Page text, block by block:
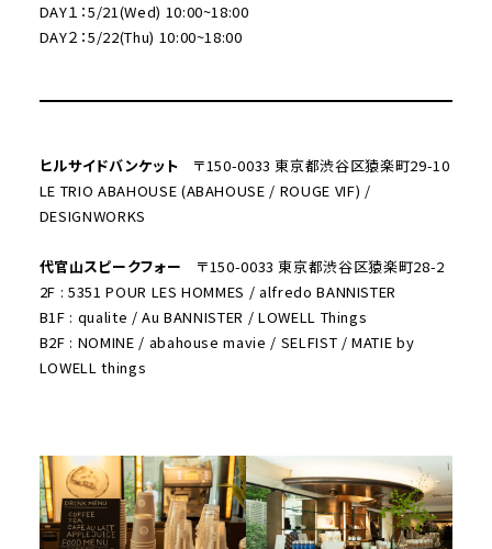
DAY１：5/21(Wed) 10:00~18:00
DAY２：5/22(Thu) 10:00~18:00
ヒルサイドバンケット 〒150-0033 東京都渋谷区猿楽町29-10
LE TRIO ABAHOUSE (ABAHOUSE / ROUGE VIF) /
DESIGNWORKS
代官山スピークフォー 〒150-0033 東京都渋谷区猿楽町28-2
2F : 5351 POUR LES HOMMES / alfredo BANNISTER
B1F : qualite / Au BANNISTER / LOWELL Things
B2F : NOMINE / abahouse mavie / SELFIST / MATIE by
LOWELL things